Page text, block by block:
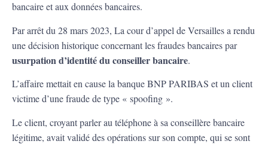
bancaire et aux données bancaires.
Par arrêt du 28 mars 2023, La cour d’appel de Versailles a rendu
une décision historique concernant les fraudes bancaires par
usurpation d’identité du conseiller bancaire.
L’affaire mettait en cause la banque BNP PARIBAS et un client
victime d’une fraude de type « spoofing ».
Le client, croyant parler au téléphone à sa conseillère bancaire
légitime, avait validé des opérations sur son compte, qui se sont